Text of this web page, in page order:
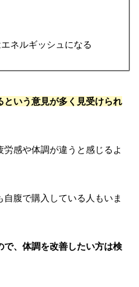
ネルギッシュになる
いう意見が多く見受けられ
感や体調が違うと感じるよ
腹で購入している人もいま
、体調を改善したい方は検